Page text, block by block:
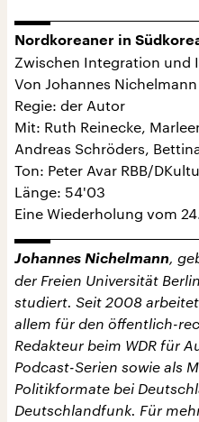
Nordkoreaner in
Zwischen Integration und
Von Johannes Nichelmann
Regie: der Autor
Mit: Ruth Reinecke,
Andreas Schröders,
Ton: Peter Avar RBB/
Länge: 54'03
Eine Wiederholung vom
Johannes Nichelmann,
der Freien Universität
studiert. Seit 2008
allem für den öffentlich-
Redakteur beim WDR für
Podcast-Serien sowie als
Politikformate bei
Deutschlandfunk. Für